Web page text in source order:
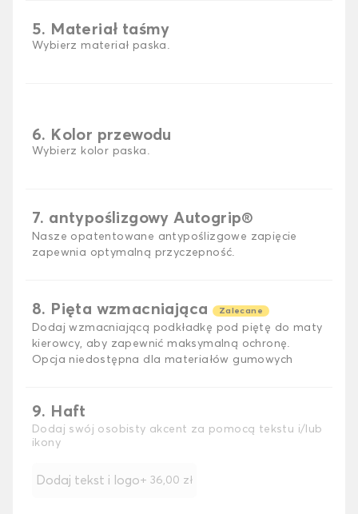
5. Materiał taśmy
Wybierz materiał paska.
6. Kolor przewodu
Wybierz kolor paska.
7. antypoślizgowy Autogrip®
Nasze opatentowane antypoślizgowe zapięcie
zapewnia optymalną przyczepność.
8. Pięta wzmacniająca Zalecane
Dodaj wzmacniającą podkładkę pod piętę do maty
kierowcy, aby zapewnić maksymalną ochronę.
Opcja niedostępna dla materiałów gumowych
9. Haft
Dodaj swój osobisty akcent za pomocą tekstu i/lub
ikony
Dodaj tekst i logo+ 36,00 zł